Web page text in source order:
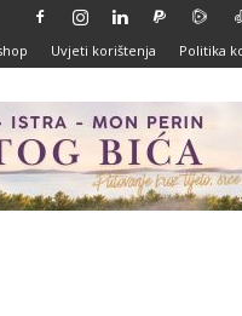
Uvjeti korištenja Politika